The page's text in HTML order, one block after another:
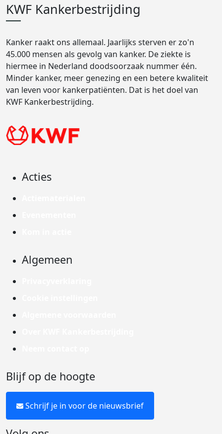
KWF Kankerbestrijding
Kanker raakt ons allemaal. Jaarlijks sterven er zo'n
45.000 mensen als gevolg van kanker. De ziekte is
hiermee in Nederland doodsoorzaak nummer één.
Minder kanker, meer genezing en een betere kwaliteit
van leven voor kankerpatiënten. Dat is het doel van
KWF Kankerbestrijding.
Acties
Algemeen
Blijf op de hoogte
Schrijf je in voor de nieuwsbrief